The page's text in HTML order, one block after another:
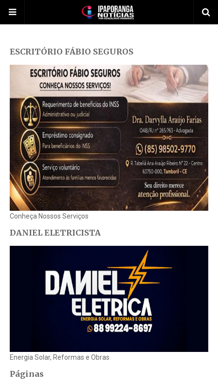
ESCRITÓRIO FÁBIO SEGUROS
Conheça Nossos Serviços
DANIEL ELETRICISTA
Energia Solar, Reformas e Obras
Páginas